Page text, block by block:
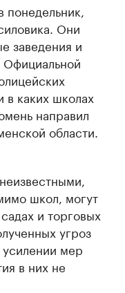
Они
заведения и
в каких школах
направил
области.
школ, могут
и торговых
угроз
мер
в них не